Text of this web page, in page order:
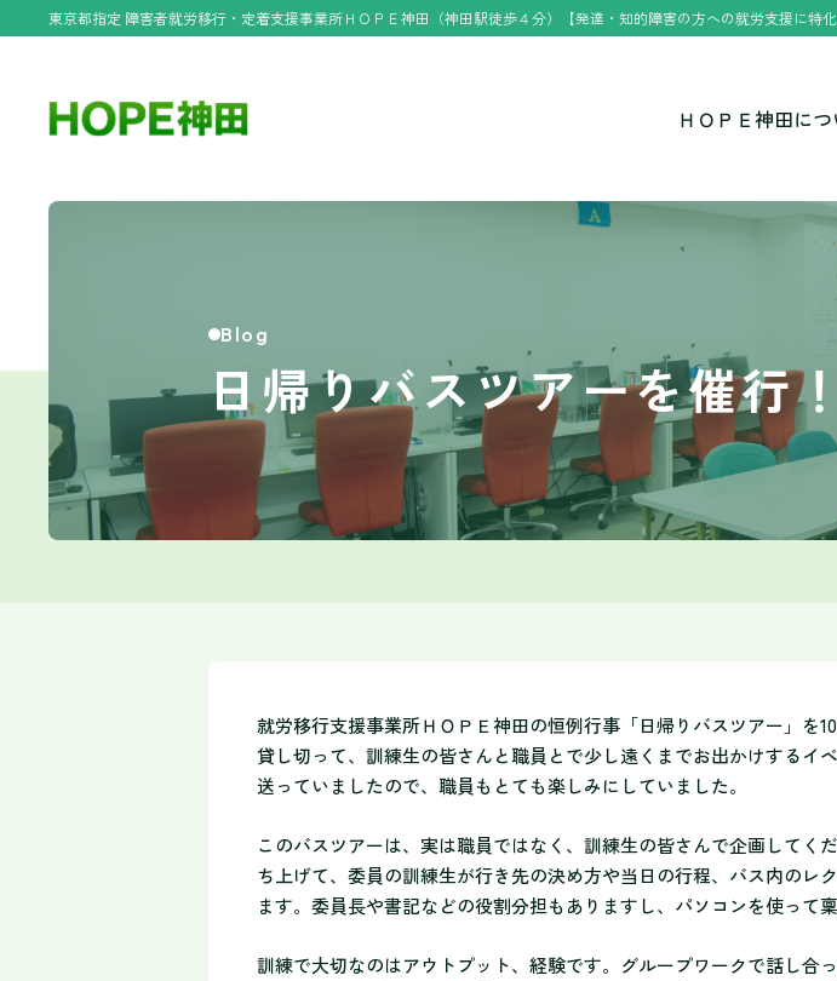
東京都指定 障害者就労移行・定着支援事業所ＨＯＰＥ神田（神田駅徒歩４分）【発達・知的障害の方への就労支援に特
ＨＯＰＥ神田につ
Blog
日帰りバスツアーを催行
就労移行支援事業所ＨＯＰＥ神田の恒例行事「日帰りバスツアー」を
貸し切って、訓練生の皆さんと職員とで少し遠くまでお出かけするイ
送っていましたので、職員もとても楽しみにしていました。
このバスツアーは、実は職員ではなく、訓練生の皆さんで企画してく
ち上げて、委員の訓練生が行き先の決め方や当日の行程、バス内のレ
ます。委員長や書記などの役割分担もありますし、パソコンを使って
訓練で大切なのはアウトプット、経験です。グループワークで話し合